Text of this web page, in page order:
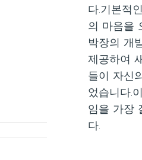
다.기본적
의 마음을
박장의 개
제공하여
들이 자신
었습니다.
임을 가장
다.